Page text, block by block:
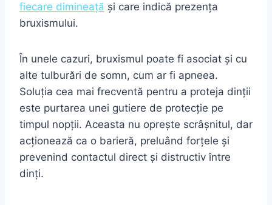
fiecare dimineață și care indică prezența
bruxismului.
În unele cazuri, bruxismul poate fi asociat și cu
alte tulburări de somn, cum ar fi apneea.
Soluția cea mai frecventă pentru a proteja dinții
este purtarea unei gutiere de protecție pe
timpul nopții. Aceasta nu oprește scrâșnitul, dar
acționează ca o barieră, preluând forțele și
prevenind contactul direct și distructiv între
dinți.